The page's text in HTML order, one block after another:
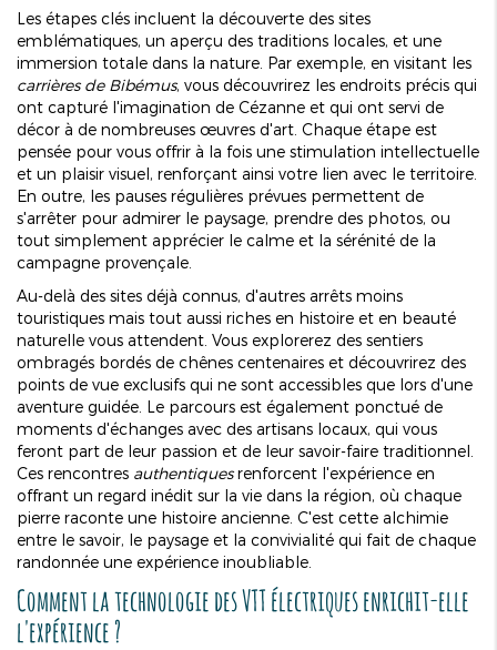
Les étapes clés incluent la découverte des sites
emblématiques, un aperçu des traditions locales, et une
immersion totale dans la nature. Par exemple, en visitant les
carrières de Bibémus, vous découvrirez les endroits précis qui
ont capturé l'imagination de Cézanne et qui ont servi de
décor à de nombreuses œuvres d'art. Chaque étape est
pensée pour vous offrir à la fois une stimulation intellectuelle
et un plaisir visuel, renforçant ainsi votre lien avec le territoire.
En outre, les pauses régulières prévues permettent de
s'arrêter pour admirer le paysage, prendre des photos, ou
tout simplement apprécier le calme et la sérénité de la
campagne provençale.
Au-delà des sites déjà connus, d'autres arrêts moins
touristiques mais tout aussi riches en histoire et en beauté
naturelle vous attendent. Vous explorerez des sentiers
ombragés bordés de chênes centenaires et découvrirez des
points de vue exclusifs qui ne sont accessibles que lors d'une
aventure guidée. Le parcours est également ponctué de
moments d'échanges avec des artisans locaux, qui vous
feront part de leur passion et de leur savoir-faire traditionnel.
Ces rencontres authentiquesrenforcent l'expérience en
offrant un regard inédit sur la vie dans la région, où chaque
pierre raconte une histoire ancienne. C'est cette alchimie
entre le savoir, le paysage et la convivialité qui fait de chaque
randonnée une expérience inoubliable.
Comment la technologie des VTT électriques enrichit-elle
l'expérience ?